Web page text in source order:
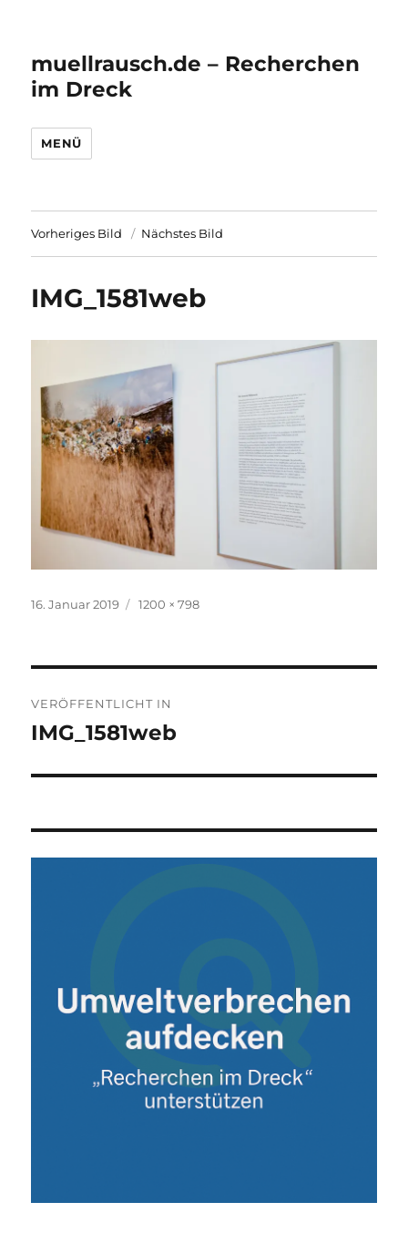
muellrausch.de – Recherchen
im Dreck
MENÜ
Vorheriges Bild Nächstes Bild
IMG_1581web
Veröffentlicht
16. Januar 2019
Volle
1200 × 798
VERÖFFENTLICHT IN
IMG_1581web